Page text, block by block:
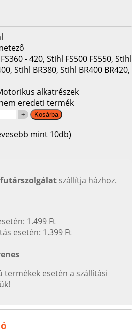
- 420, Stihl FS500 FS550, Stihl
Stihl BR380, Stihl BR400 BR420,
alkatrészek
eredeti termék
mint 10db)
futárszolgálat szállítja házhoz.
1.499 Ft
esetén: 1.399 Ft
termékek esetén a szállítási